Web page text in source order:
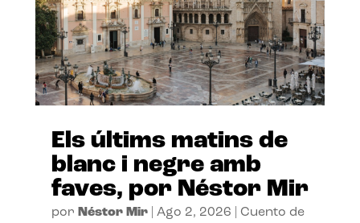
Els últims matins de
blanc i negre amb
faves, por Néstor Mir
por Néstor Mir| Ago 2, 2026
Cuento de